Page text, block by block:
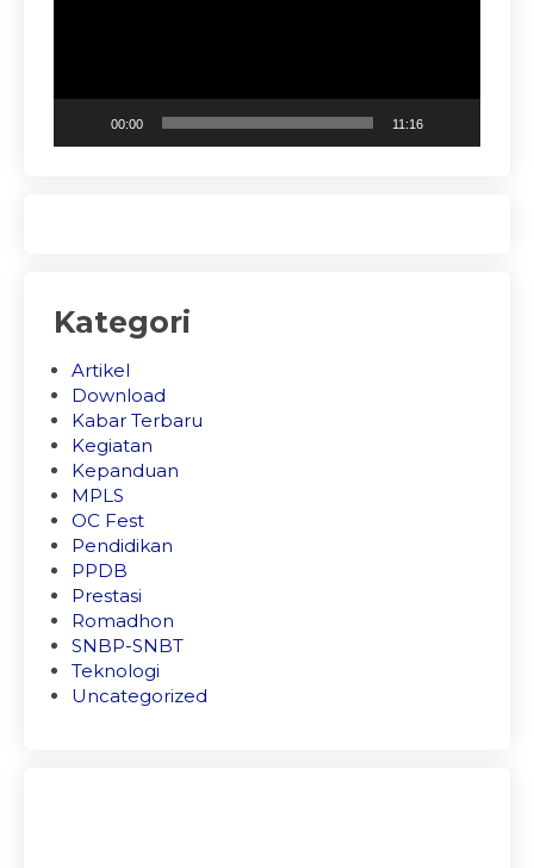
00:00 11:16
Kategori
Artikel
Download
Kabar Terbaru
Kegiatan
Kepanduan
MPLS
OC Fest
Pendidikan
PPDB
Prestasi
Romadhon
SNBP-SNBT
Teknologi
Uncategorized